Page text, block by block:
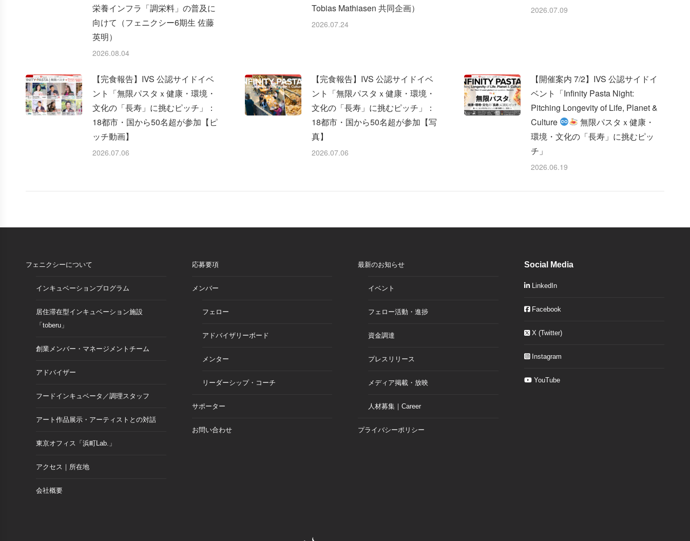
栄養インフラ「調栄料」の普及に
向けて（フェニクシー6期生 佐藤
英明）
2026.08.04
Tobias Mathiasen 共同企画）
2026.07.24
2026.07.09
【完食報告】IVS 公認サイドイベ
ント「無限パスタｘ健康・環境・
文化の「長寿」に挑むピッチ」：
18都市・国から50名超が参加【ピ
ッチ動画】
2026.07.06
【完食報告】IVS 公認サイドイベ
ント「無限パスタｘ健康・環境・
文化の「長寿」に挑むピッチ」：
18都市・国から50名超が参加【写
真】
2026.07.06
【開催案内 7/2】IVS 公認サイドイ
ベント「Infinity Pasta Night:
Pitching Longevity of Life, Planet &
Culture
無限パスタｘ健康・
環境・文化の「長寿」に挑むピッ
チ」
2026.06.19
フェニクシーについて
インキュベーションプログラム
居住滞在型インキュベーション施設
「toberu」
創業メンバー・マネージメントチーム
アドバイザー
フードインキュベータ／調理スタッフ
アート作品展示・アーティストとの対話
東京オフィス「浜町Lab.」
アクセス｜所在地
会社概要
応募要項
メンバー
フェロー
アドバイザリーボード
メンター
リーダーシップ・コーチ
サポーター
お問い合わせ
最新のお知らせ
イベント
フェロー活動・進捗
資金調達
プレスリリース
メディア掲載・放映
人材募集｜Career
プライバシーポリシー
Social Media
LinkedIn
Facebook
X (Twitter)
Instagram
YouTube